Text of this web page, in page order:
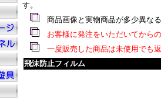
す。
商品画像と実物商品が多少異な
お客様に発注をいただいてから
一度販売した商品は未使用でも
飛沫防止フィルム